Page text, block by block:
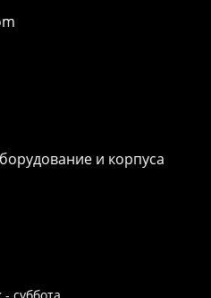
и корпуса